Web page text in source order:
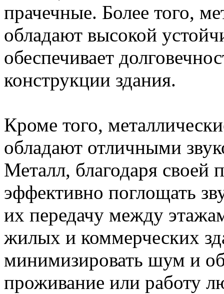
прачечные. Более того,
обладают высокой
обеспечивает
конструкции здания.
Кроме того,
обладают отличными
Металл, благодаря своей
эффективно поглощать
их передачу между
жилых и коммерческих
минимизировать шум и
проживание или работу